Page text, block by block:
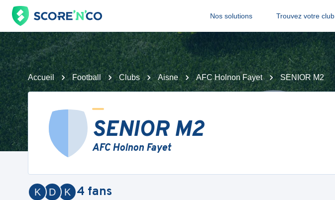
Nos solutions Trouvez votre club
Accueil Football Clubs Aisne AFC Holnon Fayet SENIOR M2
SENIOR M2
AFC Holnon Fayet
K
D
K 4 fans